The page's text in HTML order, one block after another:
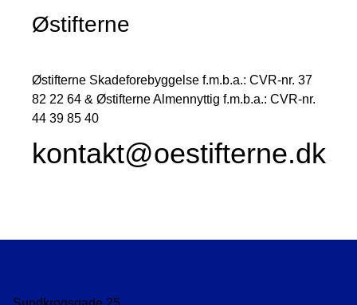
Østifterne
Østifterne Skadeforebyggelse f.m.b.a.: CVR-nr. 37
82 22 64 & Østifterne Almennyttig f.m.b.a.: CVR-nr.
44 39 85 40
kontakt@oestifterne.dk